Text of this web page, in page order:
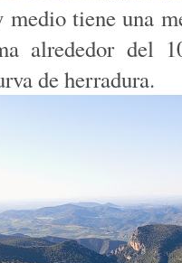
tiene una
alrededor del
de herradura.